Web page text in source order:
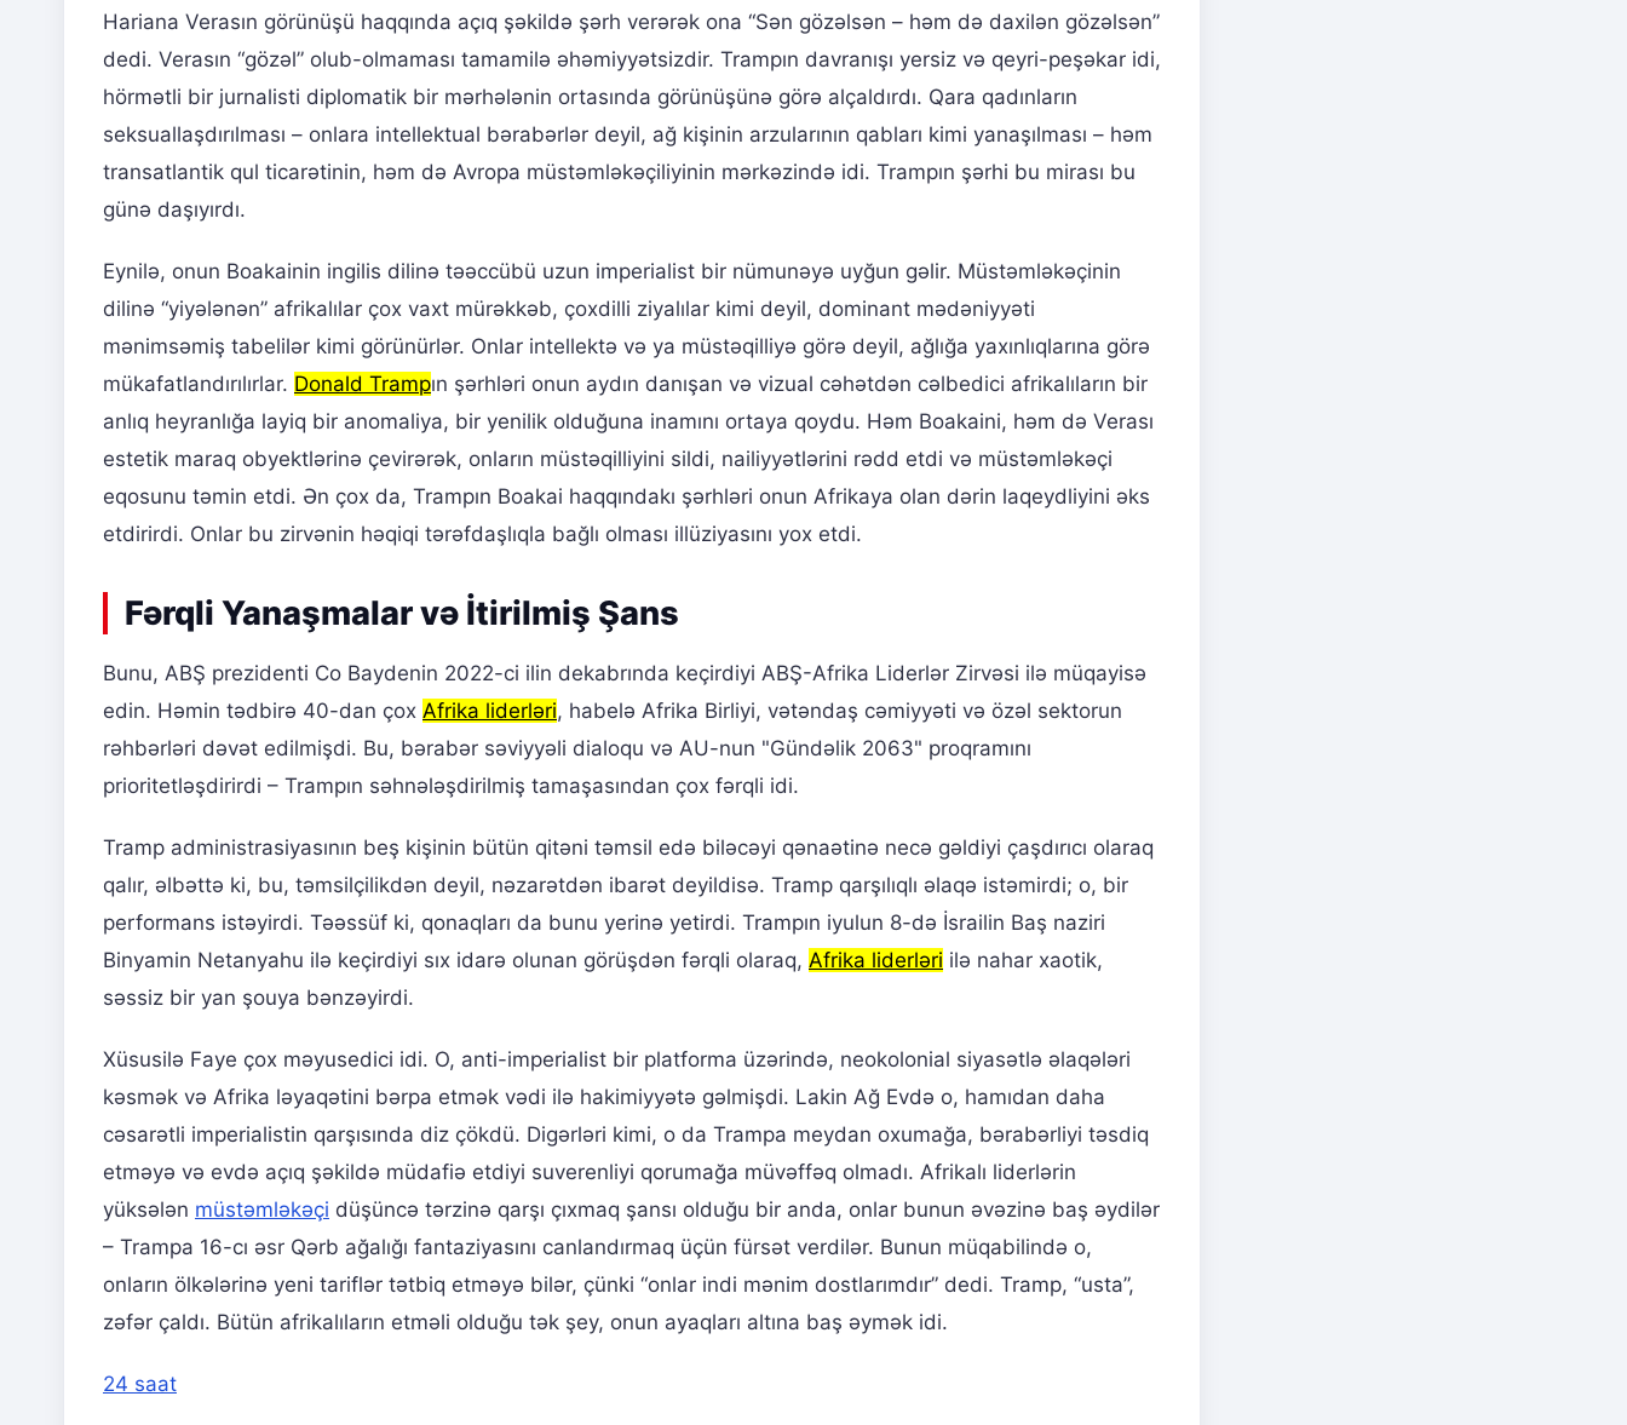
Hariana Verasın görünüşü haqqında açıq şəkildə şərh verərək ona “Sən gözəlsən – həm də daxilən gözəlsən”
dedi. Verasın “gözəl” olub-olmaması tamamilə əhəmiyyətsizdir. Trampın davranışı yersiz və qeyri-peşəkar idi,
hörmətli bir jurnalisti diplomatik bir mərhələnin ortasında görünüşünə görə alçaldırdı. Qara qadınların
seksuallaşdırılması – onlara intellektual bərabərlər deyil, ağ kişinin arzularının qabları kimi yanaşılması – həm
transatlantik qul ticarətinin, həm də Avropa müstəmləkəçiliyinin mərkəzində idi. Trampın şərhi bu mirası bu
günə daşıyırdı.
Eynilə, onun Boakainin ingilis dilinə təəccübü uzun imperialist bir nümunəyə uyğun gəlir. Müstəmləkəçinin
dilinə “yiyələnən” afrikalılar çox vaxt mürəkkəb, çoxdilli ziyalılar kimi deyil, dominant mədəniyyəti
mənimsəmiş tabelilər kimi görünürlər. Onlar intellektə və ya müstəqilliyə görə deyil, ağlığa yaxınlıqlarına görə
mükafatlandırılırlar. Donald Trampın şərhləri onun aydın danışan və vizual cəhətdən cəlbedici afrikalıların bir
anlıq heyranlığa layiq bir anomaliya, bir yenilik olduğuna inamını ortaya qoydu. Həm Boakaini, həm də Verası
estetik maraq obyektlərinə çevirərək, onların müstəqilliyini sildi, nailiyyətlərini rədd etdi və müstəmləkəçi
eqosunu təmin etdi. Ən çox da, Trampın Boakai haqqındakı şərhləri onun Afrikaya olan dərin laqeydliyini əks
etdirirdi. Onlar bu zirvənin həqiqi tərəfdaşlıqla bağlı olması illüziyasını yox etdi.
Fərqli Yanaşmalar və İtirilmiş Şans
Bunu, ABŞ prezidenti Co Baydenin 2022-ci ilin dekabrında keçirdiyi ABŞ-Afrika Liderlər Zirvəsi ilə müqayisə
edin. Həmin tədbirə 40-dan çox Afrika liderləri, habelə Afrika Birliyi, vətəndaş cəmiyyəti və özəl sektorun
rəhbərləri dəvət edilmişdi. Bu, bərabər səviyyəli dialoqu və AU-nun "Gündəlik 2063" proqramını
prioritetləşdirirdi – Trampın səhnələşdirilmiş tamaşasından çox fərqli idi.
Tramp administrasiyasının beş kişinin bütün qitəni təmsil edə biləcəyi qənaətinə necə gəldiyi çaşdırıcı olaraq
qalır, əlbəttə ki, bu, təmsilçilikdən deyil, nəzarətdən ibarət deyildisə. Tramp qarşılıqlı əlaqə istəmirdi; o, bir
performans istəyirdi. Təəssüf ki, qonaqları da bunu yerinə yetirdi. Trampın iyulun 8-də İsrailin Baş naziri
Binyamin Netanyahu ilə keçirdiyi sıx idarə olunan görüşdən fərqli olaraq, Afrika liderləri ilə nahar xaotik,
səssiz bir yan şouya bənzəyirdi.
Xüsusilə Faye çox məyusedici idi. O, anti-imperialist bir platforma üzərində, neokolonial siyasətlə əlaqələri
kəsmək və Afrika ləyaqətini bərpa etmək vədi ilə hakimiyyətə gəlmişdi. Lakin Ağ Evdə o, hamıdan daha
cəsarətli imperialistin qarşısında diz çökdü. Digərləri kimi, o da Trampa meydan oxumağa, bərabərliyi təsdiq
etməyə və evdə açıq şəkildə müdafiə etdiyi suverenliyi qorumağa müvəffəq olmadı. Afrikalı liderlərin
yüksələn müstəmləkəçi düşüncə tərzinə qarşı çıxmaq şansı olduğu bir anda, onlar bunun əvəzinə baş əydilər
– Trampa 16-cı əsr Qərb ağalığı fantaziyasını canlandırmaq üçün fürsət verdilər. Bunun müqabilində o,
onların ölkələrinə yeni tariflər tətbiq etməyə bilər, çünki “onlar indi mənim dostlarımdır” dedi. Tramp, “usta”,
zəfər çaldı. Bütün afrikalıların etməli olduğu tək şey, onun ayaqları altına baş əymək idi.
24 saat